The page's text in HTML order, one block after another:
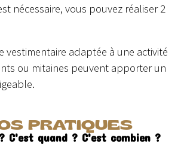
nécessaire, vous pouvez réaliser 2
vestimentaire adaptée à une activité
ou mitaines peuvent apporter un
PRATIQUES
C'est quand ? C'est combien ?